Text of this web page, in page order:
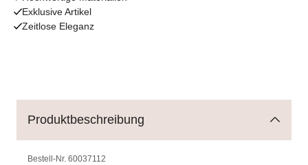
Exklusive Artikel
Zeitlose Eleganz
Produktbeschreibung
Bestell-Nr. 60037112